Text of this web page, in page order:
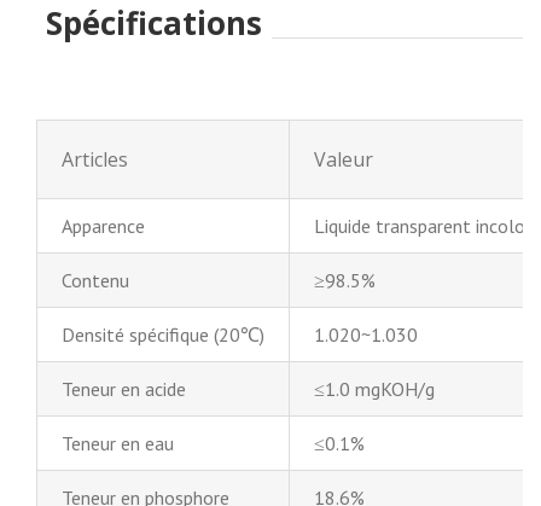
Spécifications
Articles Valeur
Apparence Liquide transparent
Contenu ≥98.5%
Densité spécifique (20℃) 1.020~1.030
Teneur en acide ≤1.0 mgKOH/g
Teneur en eau ≤0.1%
Teneur en phosphore 18.6%